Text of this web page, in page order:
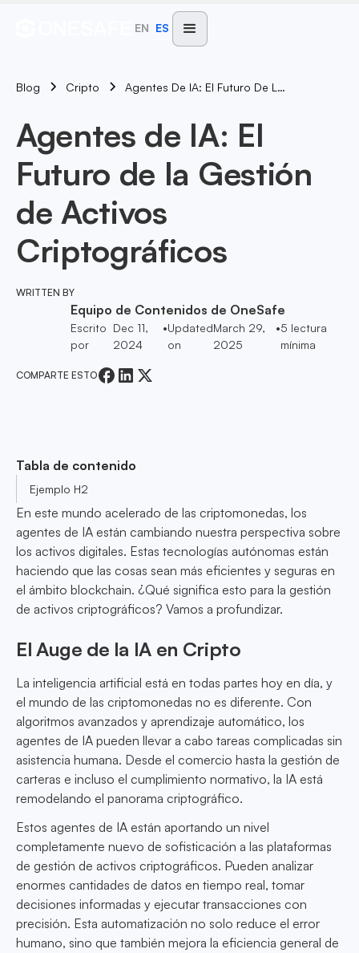
EN ES
Blog Cripto Agentes De IA: El Futuro De La Gestión De Activos Criptográficos
Agentes de IA: El
Futuro de la Gestión
de Activos
Criptográficos
WRITTEN BY
Equipo de Contenidos de OneSafe
Escrito
por
Dec 11,
2024
•Updated
on
March 29,
2025
•5 lectura
mínima
COMPARTE ESTO
Tabla de contenido
Ejemplo H2
En este mundo acelerado de las criptomonedas, los
agentes de IA están cambiando nuestra perspectiva sobre
los activos digitales. Estas tecnologías autónomas están
haciendo que las cosas sean más eficientes y seguras en
el ámbito blockchain. ¿Qué significa esto para la gestión
de activos criptográficos? Vamos a profundizar.
El Auge de la IA en Cripto
La inteligencia artificial está en todas partes hoy en día, y
el mundo de las criptomonedas no es diferente. Con
algoritmos avanzados y aprendizaje automático, los
agentes de IA pueden llevar a cabo tareas complicadas sin
asistencia humana. Desde el comercio hasta la gestión de
carteras e incluso el cumplimiento normativo, la IA está
remodelando el panorama criptográfico.
Estos agentes de IA están aportando un nivel
completamente nuevo de sofisticación a las plataformas
de gestión de activos criptográficos. Pueden analizar
enormes cantidades de datos en tiempo real, tomar
decisiones informadas y ejecutar transacciones con
precisión. Esta automatización no solo reduce el error
humano, sino que también mejora la eficiencia general de